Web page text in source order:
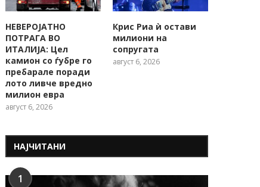
НЕВЕРОЈАТНО
ПОТРАГА ВО
ИТАЛИЈА: Цел
камион со ѓубре го
пребарале поради
лото ливче вредно
милион евра
август 6, 2026
Крис Риа ѝ остави
милиони на
сопругата
август 6, 2026
НАЈЧИТАНИ
1